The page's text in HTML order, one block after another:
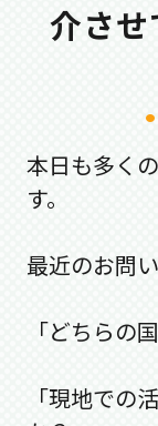
介させ
本日も多く
す。
最近のお問
「どちらの
「現地での